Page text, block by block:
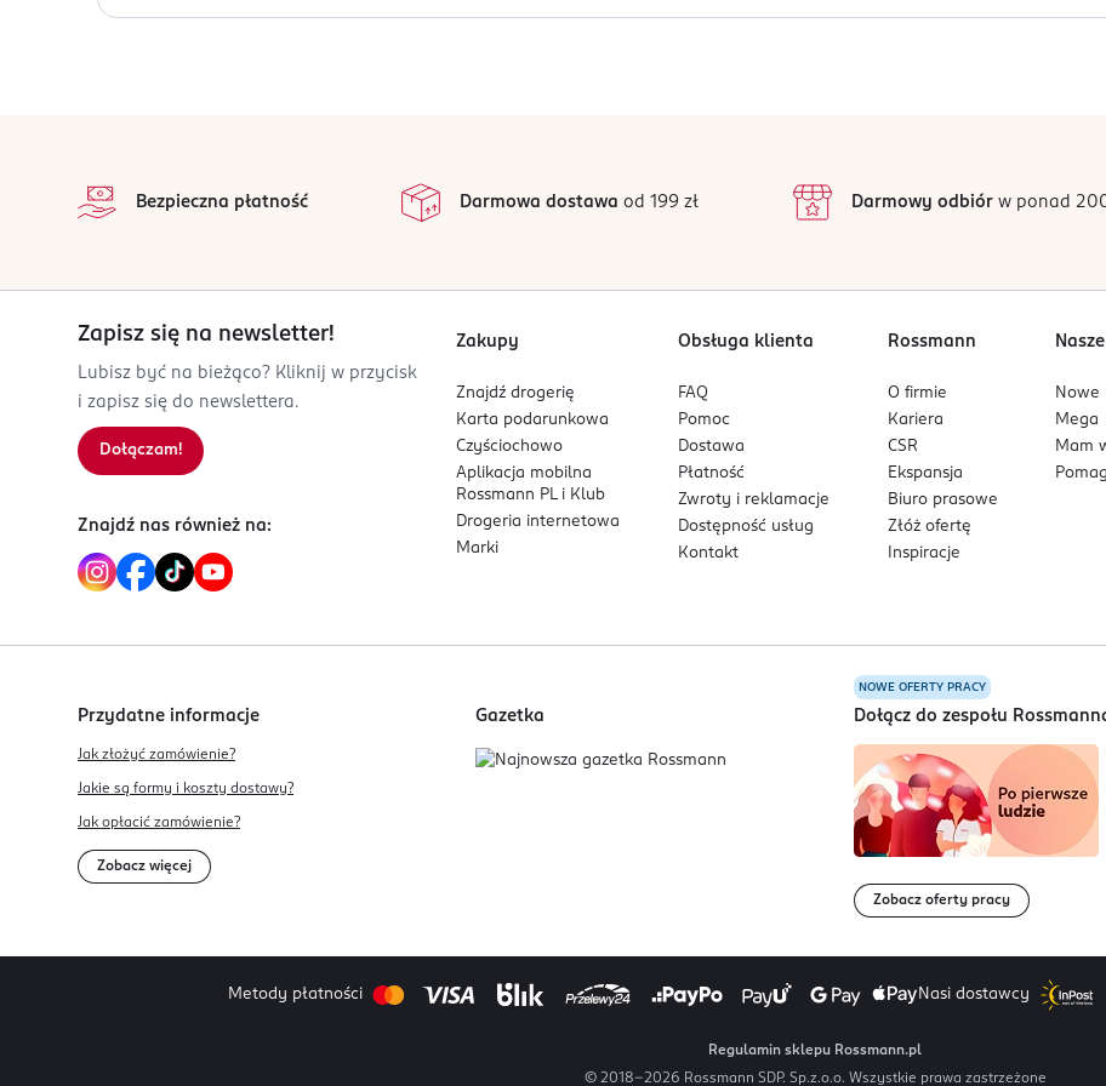
Stolberg
DE-Niemcy
Kod EAN
4 011700 603039
2
1
Bezpieczna płatność Darmowa dostawa od 199 zł Darmowy odbiórw ponad
Zapisz się na newsletter!
Lubisz być na bieżąco? Kliknij w przycisk
i zapisz się do newslettera.
Dołączam!
Znajdź nas również na:
Zakupy
Znajdź drogerię
Karta podarunkowa
Czyściochowo
Aplikacja mobilna
Rossmann PL i Klub
Drogeria internetowa
Marki
Obsługa klienta
FAQ
Pomoc
Dostawa
Płatność
Zwroty i reklamacje
Dostępność usług
Kontakt
Rossmann
O firmie
Kariera
CSR
Ekspansja
Biuro prasowe
Złóż ofertę
Inspiracje
Nowe
Mega
Mam
Przydatne informacje
Jak złożyć zamówienie?
Jakie są formy i koszty dostawy?
Jak opłacić zamówienie?
Zobacz więcej
Gazetka
NOWE OFERTY PRACY
Dołącz do zespołu
Zobacz oferty pracy
Metody płatności Nasi dostawcy
Regulamin sklepu Rossmann.pl
© 2018-2026 Rossmann SDP. Sp.z.o.o. Wszystkie prawa zastrzeżone